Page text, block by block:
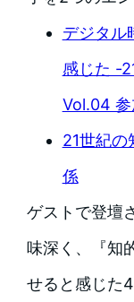
デジタル
感じた -
Vol.04
21世紀の
係
ゲストで登壇
味深く、『知
せると感じた